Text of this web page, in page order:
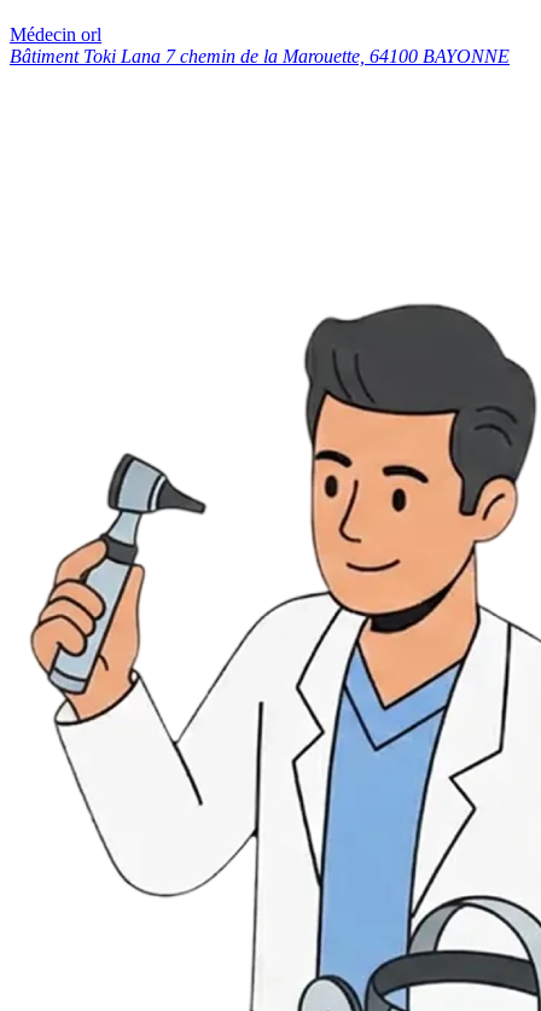
Médecin orl
Bâtiment Toki Lana 7 chemin de la Marouette, 64100 BAYONNE